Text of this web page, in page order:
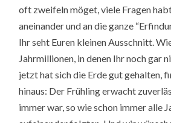
oft zweifeln möget, viele Fragen
aneinander und an die ganze
Ihr seht Euren kleinen Ausschnitt.
Jahrmillionen, in denen Ihr noch gar
jetzt hat sich die Erde gut gehalten,
hinaus: Der Frühling erwacht
immer war, so wie schon immer alle